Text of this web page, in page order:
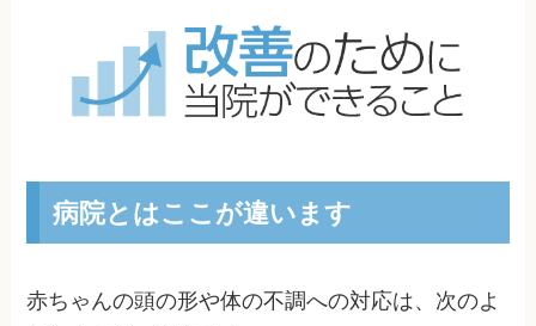
病院とはここが違います
赤ちゃんの頭の形や体の不調への対応は、次のよ